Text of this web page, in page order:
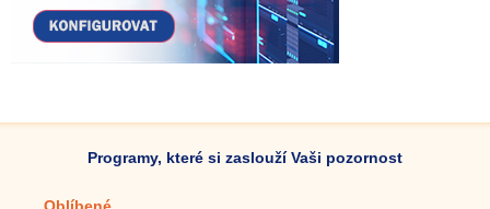
Programy, které si zaslouží Vaši pozornost